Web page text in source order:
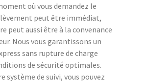
où vous demandez le
peut être immédiat,
peut aussi être à la convenance
Nous vous garantissons un
sans rupture de charge
de sécurité optimales.
système de suivi, vous pouvez